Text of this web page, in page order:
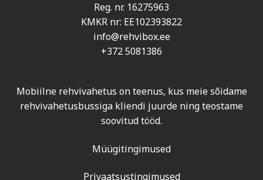
Reg. nr. 16275963
KMKR nr: EE102393822
info@rehvibox.ee
+372 5081386
Mobiilne rehvivahetus on teenus, kus meie sõidame
rehvivahetusbussiga kliendi juurde ning teostame
soovitud tööd.
Müügitingimused
Privaatsustingimused